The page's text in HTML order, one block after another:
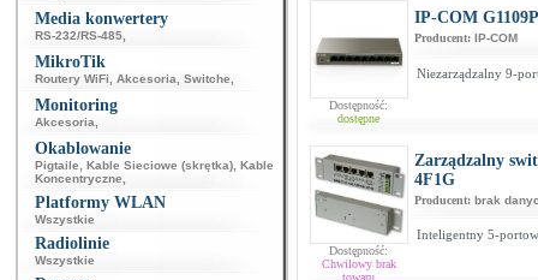
Media konwertery
RS-232/RS-485
MikroTik
Routery WiFi Akcesoria Switche
Monitoring
Akcesoria
Okablowanie
Pigtaile Kable Sieciowe (skrętka) Kable
Koncentryczne
Platformy WLAN
Wszystkie
Radiolinie
Wszystkie
Dostępność:
dostępne
IP-COM
Producent: IP-COM
Niezarządzalny 9-
Dostępność:
Chwilowy brak
towaru
Zarządzalny
4F1G
Producent: brak
Inteligentny 5-